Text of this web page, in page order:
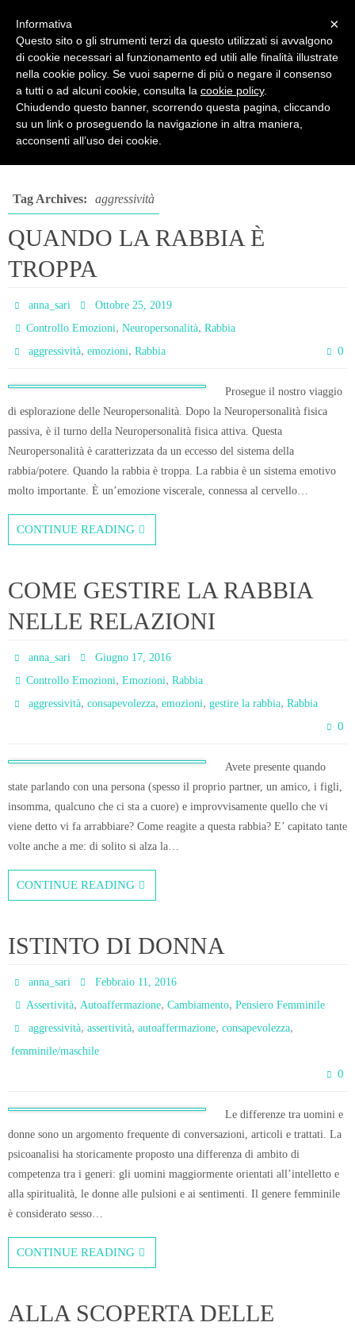
PSICOPRATICA
Psicologia del Benessere - di Anna Sari
Posts tagged "aggressività"
Tag Archives: aggressività
QUANDO LA RABBIA È
TROPPA
anna_sari
Ottobre 25, 2019
Controllo Emozioni,Neuropersonalità,Rabbia
aggressività,emozioni,Rabbia 0
Prosegue il nostro viaggio
di esplorazione delle Neuropersonalità. Dopo la Neuropersonalità fisica
passiva, è il turno della Neuropersonalità fisica attiva. Questa
Neuropersonalità è caratterizzata da un eccesso del sistema della
rabbia/potere. Quando la rabbia è troppa. La rabbia è un sistema emotivo
molto importante. È un’emozione viscerale, connessa al cervello…
CONTINUE READING
COME GESTIRE LA RABBIA
NELLE RELAZIONI
anna_sari
Giugno 17, 2016
Controllo Emozioni,Emozioni,Rabbia
aggressività,consapevolezza,emozioni,gestire la rabbia,Rabbia
0
Avete presente quando
state parlando con una persona (spesso il proprio partner, un amico, i figli,
insomma, qualcuno che ci sta a cuore) e improvvisamente quello che vi
viene detto vi fa arrabbiare? Come reagite a questa rabbia? E’ capitato tante
volte anche a me: di solito si alza la…
CONTINUE READING
ISTINTO DI DONNA
anna_sari
Febbraio 11, 2016
Assertività, Autoaffermazione,Cambiamento,Pensiero Femminile
aggressività,assertività,autoaffermazione,consapevolezza,
femminile/maschile
0
Le differenze tra uomini e
donne sono un argomento frequente di conversazioni, articoli e trattati. La
psicoanalisi ha storicamente proposto una differenza di ambito di
competenza tra i generi: gli uomini maggiormente orientati all’intelletto e
alla spiritualità, le donne alle pulsioni e ai sentimenti. Il genere femminile
è considerato sesso…
CONTINUE READING
ALLA SCOPERTA DELLE
×
Informativa
Questo sito o gli strumenti terzi da questo utilizzati si avvalgono
di cookie necessari al funzionamento ed utili alle finalità illustrate
nella cookie policy. Se vuoi saperne di più o negare il consenso
a tutti o ad alcuni cookie, consulta la cookie policy.
Chiudendo questo banner, scorrendo questa pagina, cliccando
su un link o proseguendo la navigazione in altra maniera,
acconsenti all’uso dei cookie.